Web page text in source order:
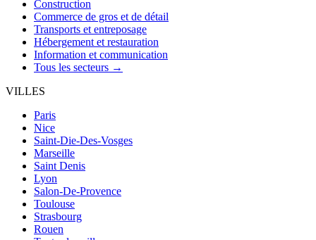
Construction
Commerce de gros et de détail
Transports et entreposage
Hébergement et restauration
Information et communication
Tous les secteurs →
VILLES
Paris
Nice
Saint-Die-Des-Vosges
Marseille
Saint Denis
Lyon
Salon-De-Provence
Toulouse
Strasbourg
Rouen